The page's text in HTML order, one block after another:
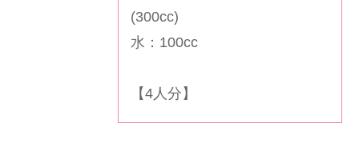
(300cc)
水：100cc
【4人分】